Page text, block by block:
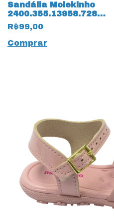
Sandália Molekinho
2400.355.13958.72826
Napa Floter 15835
Café
R$99,00
Comprar